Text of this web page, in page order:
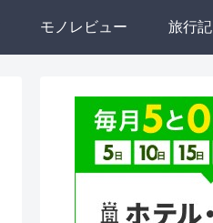
モノレビュー 旅行記